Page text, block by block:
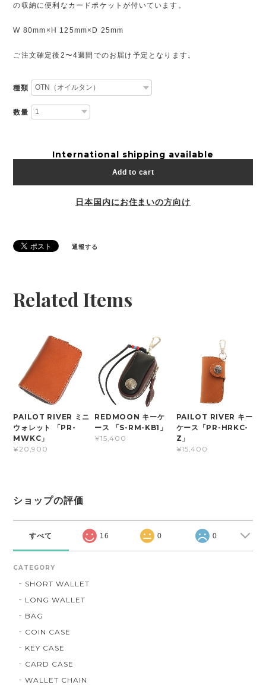
の収納に便利なカードポケットが付いています。
W 80mm×H 125mm×D 25mm
ご注文確定後2〜4週間でのお届け予定となります。
種類
数量
International shipping available
Add to cart
日本国内にお住まいの方向け
通報する
Related Items
PAILOT RIVER ミニ
ウォレット 「PR-
MWKC」
¥20,900
REDMOON キーケ
ース 「S-RM-KB1」
¥15,400
PAILOT RIVER キー
ケース「PR-HRKC-
Z」
¥15,400
ショップの評価
すべて 16 0 0
CATEGORY
SHORT WALLET
LONG WALLET
BAG
COIN CASE
KEY CASE
CARD CASE
WALLET CHAIN